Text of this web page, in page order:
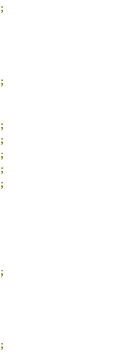
;
;
;
;
;
;
;
;
;